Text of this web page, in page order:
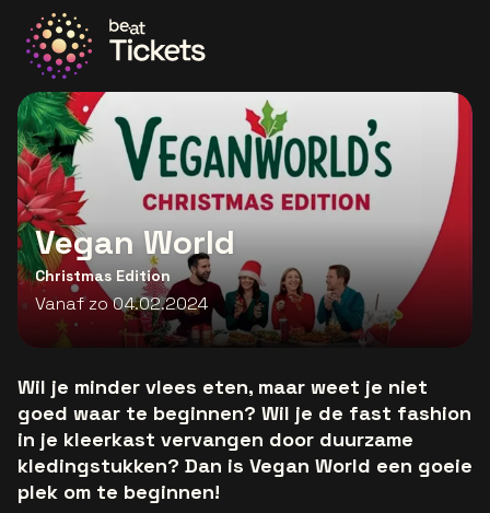
Ga naar de homepage
Vegan World
Christmas Edition
Vanaf zo 04.02.2024
Wil je minder vlees eten, maar weet je niet
goed waar te beginnen? Wil je de fast fashion
in je kleerkast vervangen door duurzame
kledingstukken? Dan is Vegan World een goeie
plek om te beginnen!